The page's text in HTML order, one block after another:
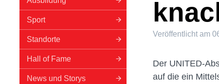
Sport
Standorte
Hall of Fame
News und Storys
Veröffentlicht am
Der UNITED-
auf die ein